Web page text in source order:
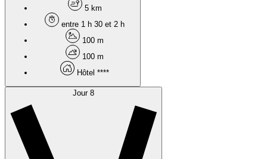
5 km
entre 1 h 30 et 2 h
100 m
100 m
Hôtel ****
Jour 8